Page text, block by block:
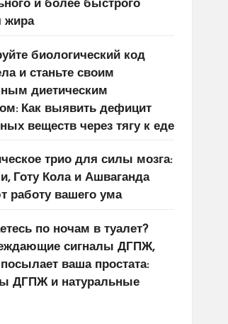
и более быстрого
жира
биологический код
и станьте своим
диетическим
Как выявить дефицит
веществ через тягу к еде
трио для силы мозга:
Готу Кола и Ашваганда
работу вашего ума
по ночам в туалет?
сигналы ДГПЖ,
ваша простата:
ДГПЖ и натуральные